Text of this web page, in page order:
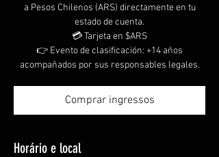
a Pesos Chilenos (ARS) directamente en tu
estado de cuenta.
💳 Tarjeta en $ARS
👉 Evento de clasificación: +14 años
acompañados por sus responsables legales.
Comprar ingressos
Horário e local